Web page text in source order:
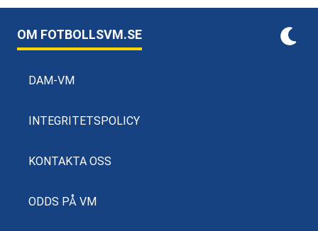
OM FOTBOLLSVM.SE
DAM-VM
INTEGRITETSPOLICY
KONTAKTA OSS
ODDS PÅ VM